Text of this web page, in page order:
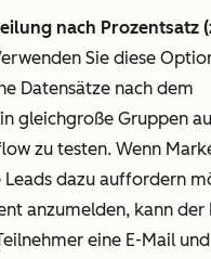
nach Prozentsatz
Sie diese
Datensätze nach dem
gleichgroße Gruppen
zu testen. Wenn
Leads dazu auffordern
anzumelden, kann
eine E-Mail